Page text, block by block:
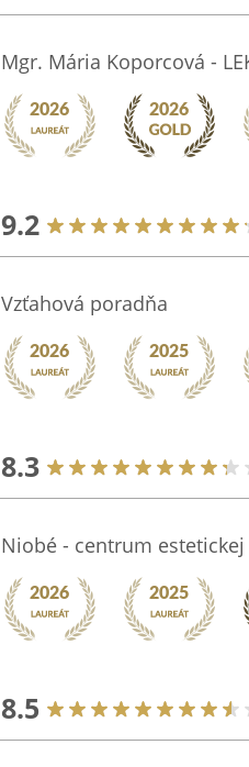
Mgr. Mária Koporcová -
9.2
Vzťahová poradňa
8.3
Niobé - centrum
8.5